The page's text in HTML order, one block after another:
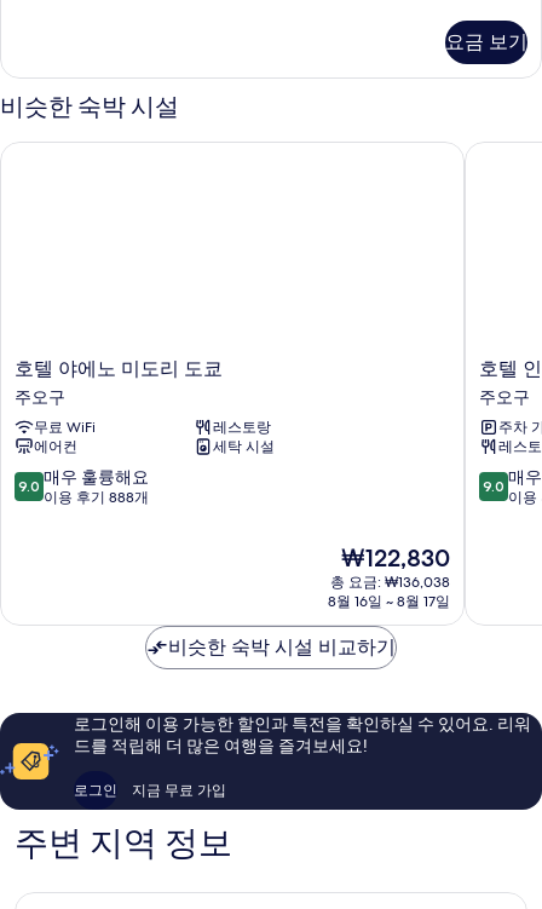
보
기
히
보
기
요금 보기
비슷한 숙박 시설
호
텔
야
에
노
미
도
구
호텔 야에노 미도리 도쿄
주오구
무료 WiFi
레스토랑
에어컨
세탁 시설
10
점
매
해
이
용
888
9.0 매우 훌륭해요
이용 후기 888개
현
재
요
₩122,830
₩122,830
총 요금: ₩136,038
8월 16일 ~ 8월 17일
호텔 야에노 미도리 도쿄
호
텔
인
터
게
이
트
주
호텔
주오구
주차
레스
10
점
매
해
요,
9.0 매
이용
호텔 인
비슷한 숙박 시설 비교하기
로그인해 이용 가능한 할인과 특전을 확인하실 수 있어요. 리워
드를 적립해 더 많은 여행을 즐겨보세요!
로그인 지금 무료 가입
주변 지역 정보